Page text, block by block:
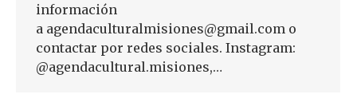
información
a agendaculturalmisiones@gmail.com o
contactar por redes sociales. Instagram:
@agendacultural.misiones,…